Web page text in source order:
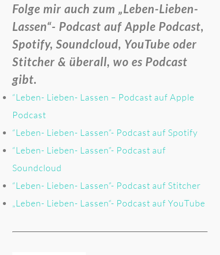
Folge mir auch zum „Leben-Lieben-
Lassen“- Podcast auf Apple Podcast,
Spotify, Soundcloud, YouTube oder
Stitcher & überall, wo es Podcast
gibt.
“Leben- Lieben- Lassen – Podcast auf Apple
Podcast
“Leben- Lieben- Lassen”- Podcast auf Spotify
“Leben- Lieben- Lassen”- Podcast auf
Soundcloud
“Leben- Lieben- Lassen”- Podcast auf Stitcher
„Leben- Lieben- Lassen“- Podcast auf YouTube